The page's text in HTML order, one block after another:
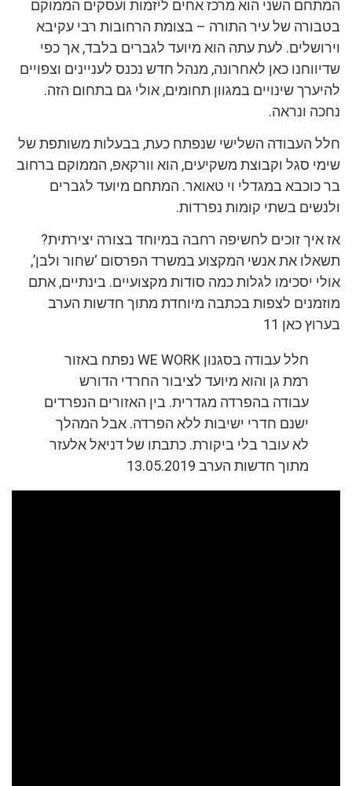
המתחם השני הוא מרכז אחים ליזמות ועסקים הממוקם
בטבורה של עיר התורה – בצומת הרחובות רבי עקיבא
וירושלים. לעת עתה הוא מיועד לגברים בלבד, אך כפי
שדיווחנו כאן לאחרונה, מנהל חדש נכנס לעניינים וצפויים
להיערך שינויים במגוון תחומים, אולי גם בתחום הזה.
נחכה ונראה.
חלל העבודה השלישי שנפתח כעת, בבעלות משותפת של
שימי סגל וקבוצת משקיעים, הוא וורקאפ, הממוקם ברחוב
בר כוכבא במגדלי וי טאואר. המתחם מיועד לגברים
ולנשים בשתי קומות נפרדות.
אז איך זוכים לחשיפה רחבה במיוחד בצורה יצירתית?
תשאלו את אנשי המקצוע במשרד הפרסום ‘שחור ולבן’,
אולי יסכימו לגלות כמה סודות מקצועיים. בינתיים, אתם
מוזמנים לצפות בכתבה מיוחדת מתוך חדשות הערב
בערוץ כאן 11
חלל עבודה בסגנון WE WORK נפתח באזור
רמת גן והוא מיועד לציבור החרדי הדורש
עבודה בהפרדה מגדרית. בין האזורים הנפרדים
ישנם חדרי ישיבות ללא הפרדה. אבל המהלך
לא עובר בלי ביקורת. כתבתו של דניאל אלעזר
מתוך חדשות הערב 13.05.2019